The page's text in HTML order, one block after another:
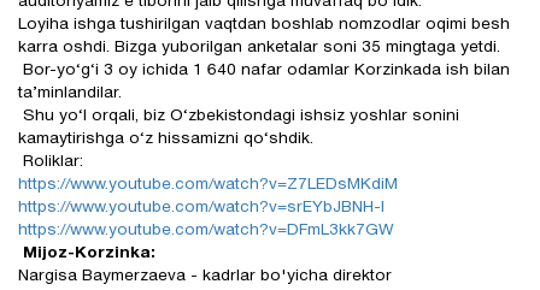
Loyiha ishga tushirilgan vaqtdan boshlab nomzodlar oqimi besh
karra oshdi. Bizga yuborilgan anketalar soni 35 mingtaga yetdi.
Bor-yo‘g‘i 3 oy ichida 1 640 nafar odamlar Korzinkada ish bilan
ta’minlandilar.
Shu yo‘l orqali, biz O‘zbekistondagi ishsiz yoshlar sonini
kamaytirishga o‘z hissamizni qo‘shdik.
Roliklar:
https://www.youtube.com/watch?v=Z7LEDsMKdiM
https://www.youtube.com/watch?v=srEYbJBNH-I
https://www.youtube.com/watch?v=DFmL3kk7GW
Mijoz-Korzinka:
Nargisa Baymerzaeva - kadrlar bo'yicha direktor